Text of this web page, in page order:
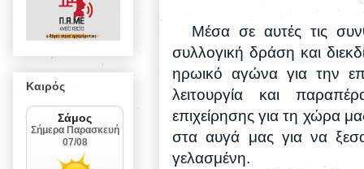
Μέσα σε αυτές τις
συλλογική δράση και
ηρωικό αγώνα για την
λειτουργία και
επιχείρησης για τη χώρα
στα αυγά μας για να
γελασμένη.
Καιρός